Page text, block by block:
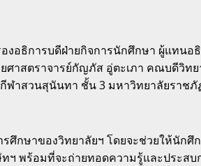
งอธิการบดีฝ่ายกิจการนักศึกษา ผู้แท
สตราจารย์กัญภัส อู่ตะเภา คณบดีวิท
ฬาสวนสุนันทา ชั้น 3 มหาวิทยาลัยราช
ษาของวิทยาลัยฯ โดยจะช่วยให้นักศึ
ฯ พร้อมที่จะถ่ายทอดความรู้และประ